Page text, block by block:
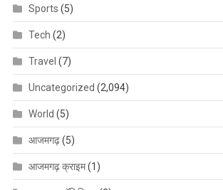
Sports (5)
Tech (2)
Travel (7)
Uncategorized (2,094)
World (5)
आजमगढ़(5)
आजमगढ़ क्राइम(1)